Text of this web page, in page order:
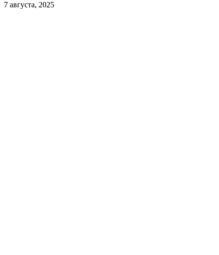
7 августа, 2025